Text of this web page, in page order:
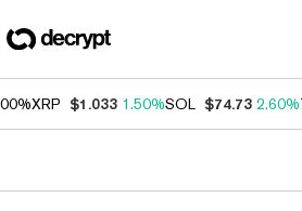
XRP $1.033 1.50%SOL $74.73 2.60%